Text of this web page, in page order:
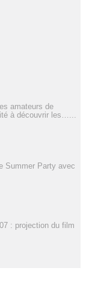
amateurs de
à découvrir les…...
Summer Party avec
: projection du film